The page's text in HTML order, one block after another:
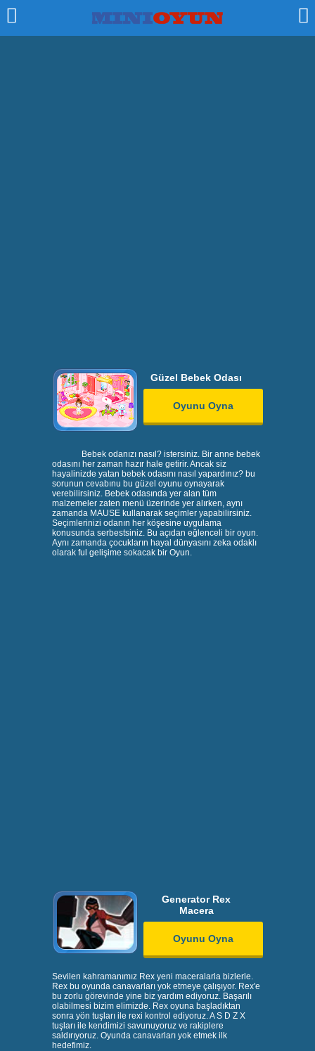
Güzel Bebek Odası
Oyunu Oyna
Bebek odanızı nasıl? istersiniz. Bir anne bebek
odasını her zaman hazır hale getirir. Ancak siz
hayalinizde yatan bebek odasını nasıl yapardınız? bu
sorunun cevabınu bu güzel oyunu oynayarak
verebilirsiniz. Bebek odasında yer alan tüm
malzemeler zaten menü üzerinde yer alırken, aynı
zamanda MAUSE kullanarak seçimler yapabilirsiniz.
Seçimlerinizi odanın her köşesine uygulama
konusunda serbestsiniz. Bu açıdan eğlenceli bir oyun.
Aynı zamanda çocukların hayal dünyasını zeka odaklı
olarak ful gelişime sokacak bir Oyun.
Generator Rex
Macera
Oyunu Oyna
Sevilen kahramanımız Rex yeni maceralarla bizlerle.
Rex bu oyunda canavarları yok etmeye çalışıyor. Rex'e
bu zorlu görevinde yine biz yardım ediyoruz. Başarılı
olabilmesi bizim elimizde. Rex oyuna başladıktan
sonra yön tuşları ile rexi kontrol ediyoruz. A S D Z X
tuşları ile kendimizi savunuyoruz ve rakiplere
saldırıyoruz. Oyunda canavarları yok etmek ilk
hedefimiz.